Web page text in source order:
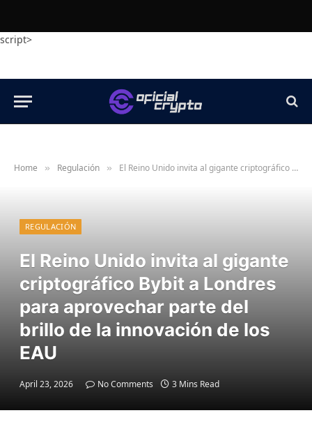
script>
Home » Regulación » El Reino Unido invita al gigante criptográfico Bybit a Londres para aprovechar parte del brillo de la innovación de los EAU
REGULACIÓN
El Reino Unido invita al gigante
criptográfico Bybit a Londres
para aprovechar parte del
brillo de la innovación de los
EAU
April 23, 2026 No Comments 3 Mins Read